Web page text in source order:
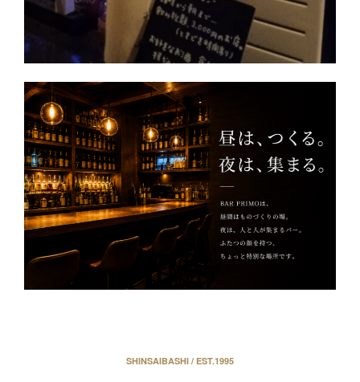
SHINSAIBASHI / EST.1995